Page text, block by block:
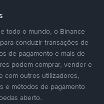
todo o mundo, o Binance
conduzir transações de
de pagamento e mais de
podem comprar, vender e
com outros utilizadores,
e métodos de pagamento
aberto.